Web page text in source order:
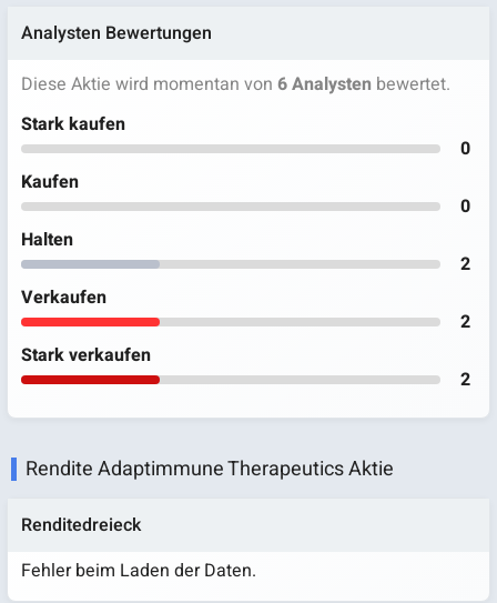
Analysten Bewertungen
Diese Aktie wird momentan von 6 Analysten bewertet.
Stark kaufen
0
Kaufen
0
Halten
2
Verkaufen
2
Stark verkaufen
2
Rendite Adaptimmune Therapeutics Aktie
Renditedreieck
Fehler beim Laden der Daten.